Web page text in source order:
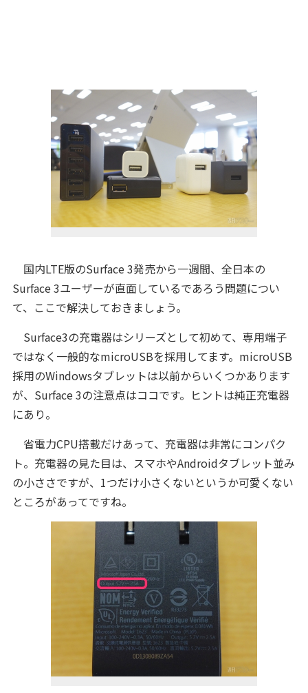
国内LTE版のSurface 3発売から一週間、全日本の
Surface 3ユーザーが直面しているであろう問題につい
て、ここで解決しておきましょう。
Surface3の充電器はシリーズとして初めて、専用端子
ではなく一般的なmicroUSBを採用してます。microUSB
採用のWindowsタブレットは以前からいくつかあります
が、Surface 3の注意点はココです。ヒントは純正充電器
にあり。
省電力CPU搭載だけあって、充電器は非常にコンパク
ト。充電器の見た目は、スマホやAndroidタブレット並み
の小ささですが、1つだけ小さくないというか可愛くない
ところがあってですね。